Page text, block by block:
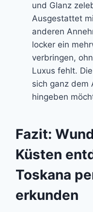
und Glanz
Ausgestattet
anderen
locker ein
verbringen,
Luxus fehlt.
sich ganz dem
hingeben
Fazit:
Küsten
Toskana
erkunden